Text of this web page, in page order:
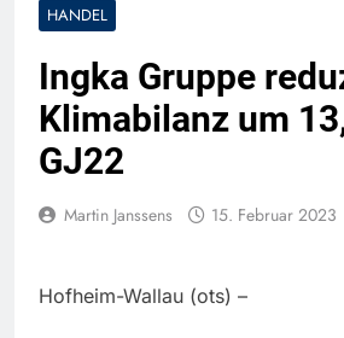
HANDEL
Ingka Gruppe
Klimabilanz um
GJ22
Martin Janssens 15. Februar 2023
Hofheim-Wallau (ots) –